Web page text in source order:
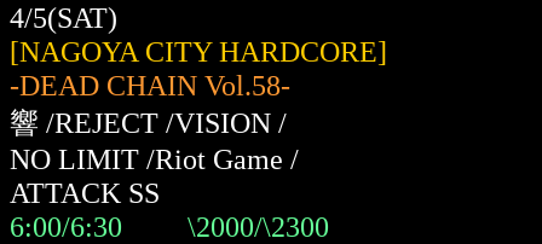
4/5(SAT)
[NAGOYA CITY HARDCORE]
-DEAD CHAIN Vol.58-
響 /REJECT /VISION /
NO LIMIT /Riot Game /
ATTACK SS
6:00/6:30 \2000/\2300